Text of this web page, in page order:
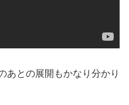
あとの展開もかなり分かり